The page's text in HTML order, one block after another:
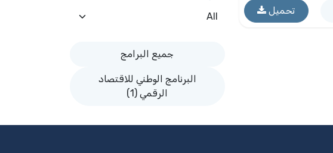
تحميل
جميع البرامج
البرنامج الوطني للاقتصاد
الرقمي (1)